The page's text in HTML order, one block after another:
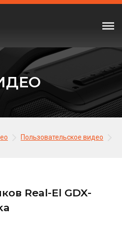
Пользовательское видео
Real-El GDX-